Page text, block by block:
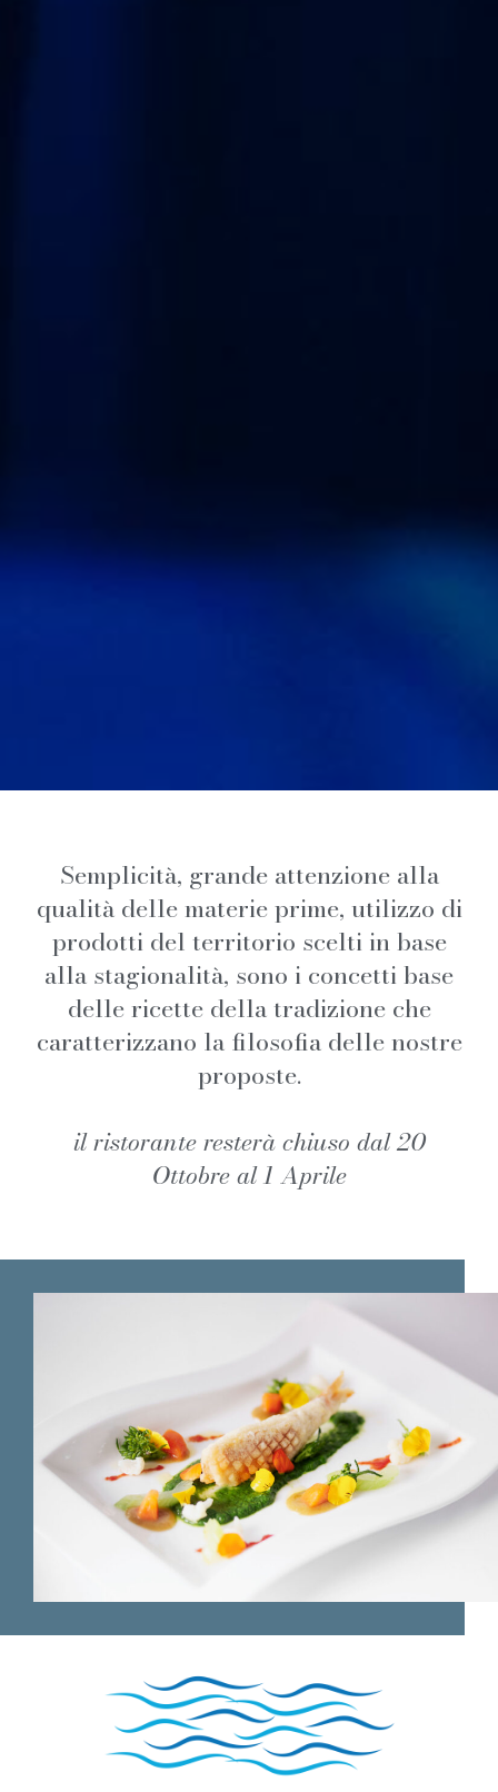
Semplicità, grande attenzione alla
qualità delle materie prime, utilizzo di
prodotti del territorio scelti in base
alla stagionalità, sono i concetti base
delle ricette della tradizione che
caratterizzano la filosofia delle nostre
proposte.
il ristorante resterà chiuso dal 20
Ottobre al 1 Aprile